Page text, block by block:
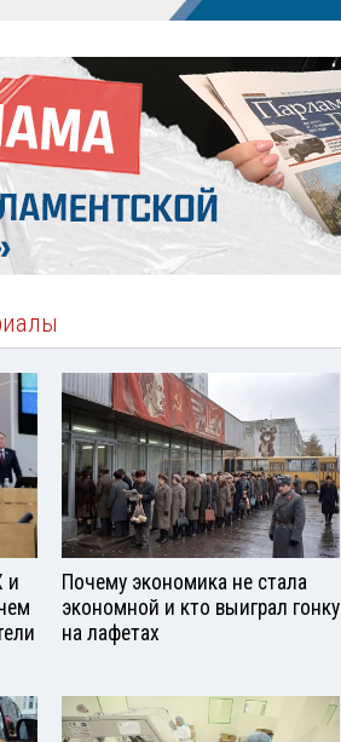
и
Почему экономика не стала
экономной и кто выиграл гонку
на лафетах